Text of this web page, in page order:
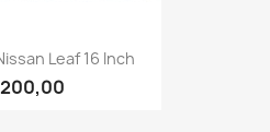
Leaf 16 Inch